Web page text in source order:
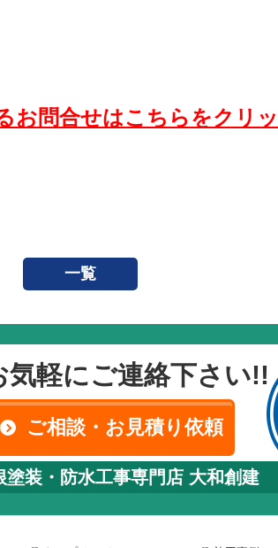
お問合せはこちらをクリ
一覧
気軽にご連絡下さい!!
ご相談・お見積り依頼
装・防水工事専門店 大和創建